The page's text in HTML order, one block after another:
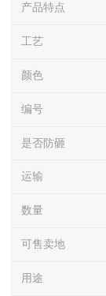
产品特点
工艺
颜色
编号
是否防砸
运输
数量
可售卖地
用途